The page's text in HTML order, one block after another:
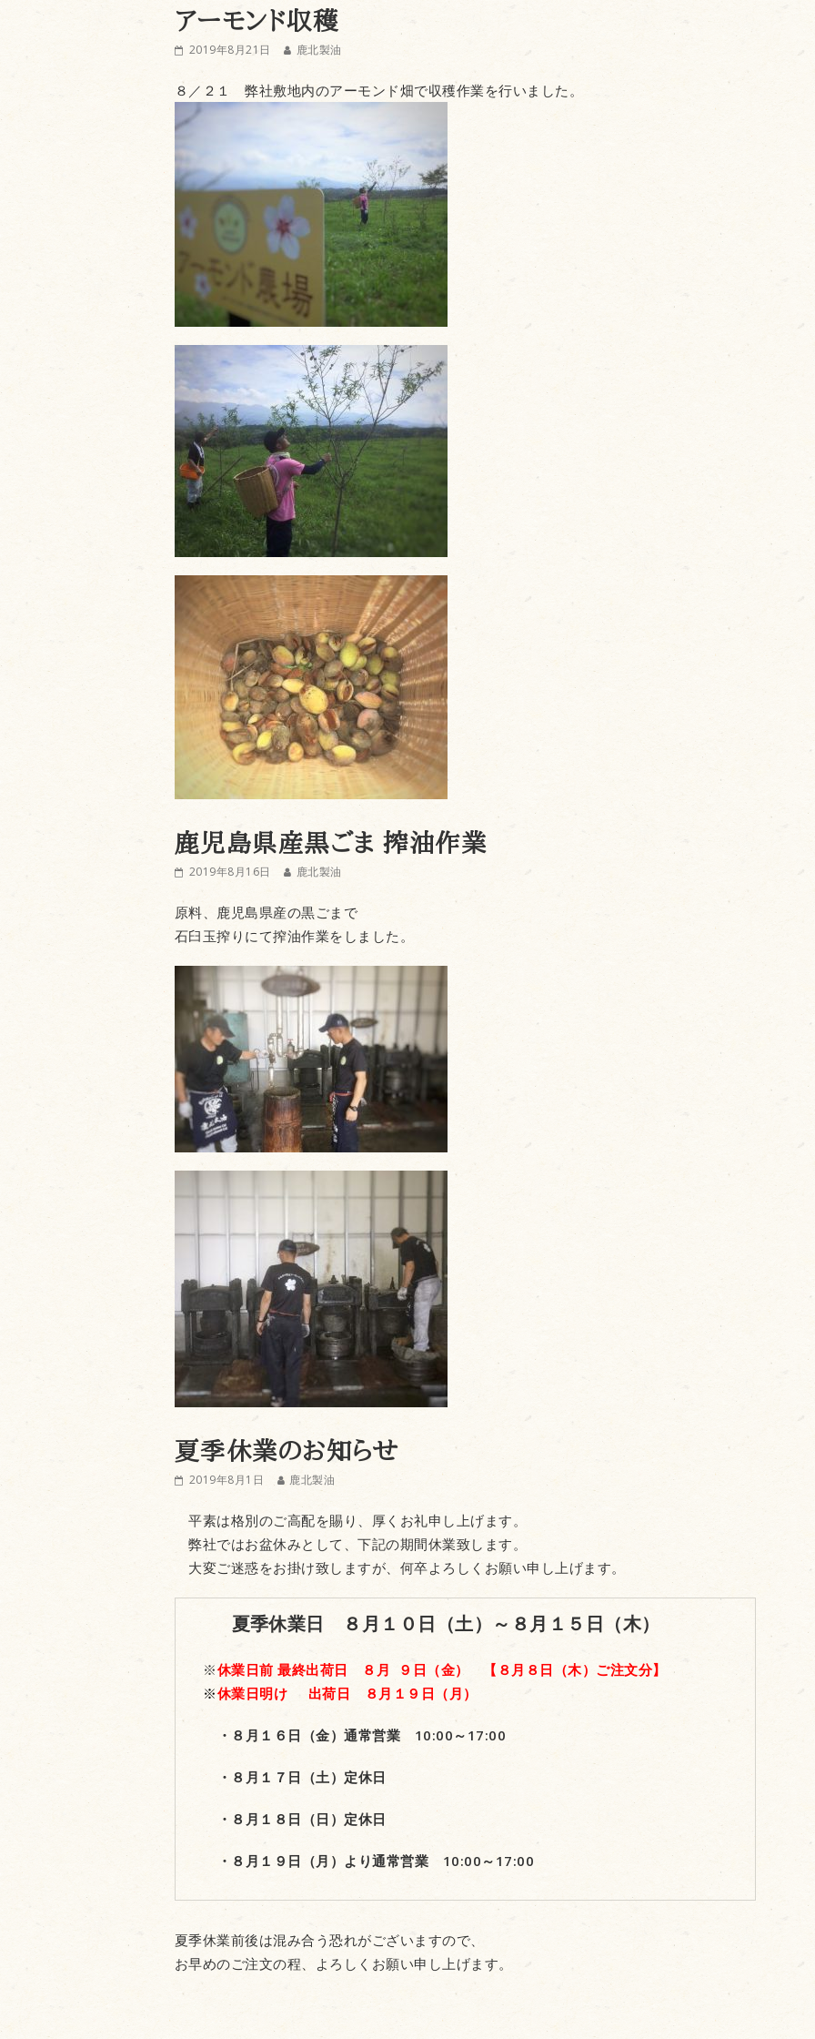
アーモンド収穫
2019年8月21日 鹿北製油
８／２１ 弊社敷地内のアーモンド畑で収穫作業を行いました。
鹿児島県産黒ごま 搾油作業
2019年8月16日 鹿北製油
原料、鹿児島県産の黒ごまで
石臼玉搾りにて搾油作業をしました。
夏季休業のお知らせ
2019年8月1日 鹿北製油
平素は格別のご高配を賜り、厚くお礼申し上げます。
弊社ではお盆休みとして、下記の期間休業致します。
大変ご迷惑をお掛け致しますが、何卒よろしくお願い申し上げます。
夏季休業日 ８月１０日（土）～８月１５日（木）
※休業日前 最終出荷日 ８月 ９日（金） 【８月８日（木）ご注文分】
※休業日明け 出荷日 ８月１９日（月）
・８月１６日（金）通常営業 10:00～17:00
・８月１７日（土）定休日
・８月１８日（日）定休日
・８月１９日（月）より通常営業 10:00～17:00
夏季休業前後は混み合う恐れがございますので、
お早めのご注文の程、よろしくお願い申し上げます。